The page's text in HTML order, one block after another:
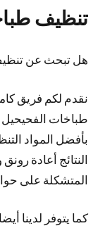
تنظيف
هل تبحث عن
نقدم لكم فريق
طباخات الفحيحيل
بأفضل المواد
النتائج أعادة
المتشكلة على
كما يتوفر لدينا